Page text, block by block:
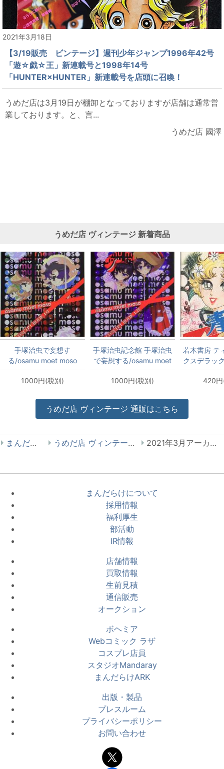
2021年3月18日
【3/19販売 ビンテージ】週刊少年ジャンプ1996年42号
「遊☆戯☆王」新連載号と1998年14号
「HUNTER×HUNTER」新連載号を店頭に召喚！
うめだ店は3月19日が棚卸となっておりますが店舗は通常営
業しております。と、言...
うめだ店 國澤
うめだ店 ヴィンテージ 新着商品
手塚治虫で妄想す
る/osamu moet moso
CONCEPT BOOK 1.0
1000円(税別)
手塚治虫記念館 手塚治虫
で妄想する/osamu moet
moso CONCEPT BOOK
1.25
1000円(税別)
若木書房 テ
クスデラッ
こ 青春スマ
Bタ
420
うめだ店 ヴィンテージ 通販はこちら
まんだらけ うめだ店 ヴィンテージ本 2021年3月アーカイブ
まんだらけについて
採用情報
福利厚生
部活動
IR情報
店舗情報
買取情報
生前見積
通信販売
オークション
ボヘミア
Webコミック ラザ
コスプレ店員
スタジオMandaray
まんだらけARK
出版・製品
プレスルーム
プライバシーポリシー
お問い合わせ